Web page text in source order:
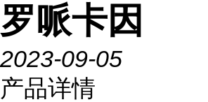
罗哌卡因
2023-09-05
产品详情